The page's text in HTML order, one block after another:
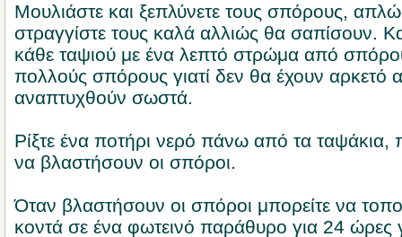
Μουλιάστε και ξεπλύνετε τους σπόρους,
στραγγίστε τους καλά αλλιώς θα σαπίσουν.
κάθε ταψιού με ένα λεπτό στρώμα από
πολλούς σπόρους γιατί δεν θα έχουν αρκετό
αναπτυχθούν σωστά.
Ρίξτε ένα ποτήρι νερό πάνω από τα ταψάκια,
να βλαστήσουν οι σπόροι.
Όταν βλαστήσουν οι σπόροι μπορείτε να
κοντά σε ένα φωτεινό παράθυρο για 24 ώρες